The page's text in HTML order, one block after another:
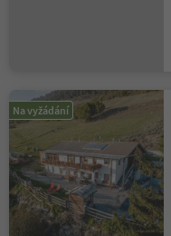
Na vyžádání